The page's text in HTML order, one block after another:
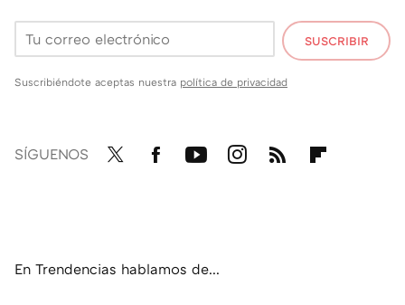
SUSCRIBIR
Suscribiéndote aceptas nuestra política de privacidad
SÍGUENOS
En Trendencias hablamos de...